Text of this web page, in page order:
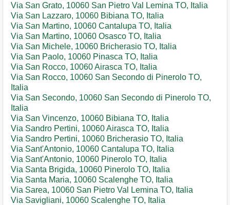
Via San Grato, 10060 San Pietro Val Lemina TO, Italia
Via San Lazzaro, 10060 Bibiana TO, Italia
Via San Martino, 10060 Cantalupa TO, Italia
Via San Martino, 10060 Osasco TO, Italia
Via San Michele, 10060 Bricherasio TO, Italia
Via San Paolo, 10060 Pinasca TO, Italia
Via San Rocco, 10060 Airasca TO, Italia
Via San Rocco, 10060 San Secondo di Pinerolo TO,
Italia
Via San Secondo, 10060 San Secondo di Pinerolo TO,
Italia
Via San Vincenzo, 10060 Bibiana TO, Italia
Via Sandro Pertini, 10060 Airasca TO, Italia
Via Sandro Pertini, 10060 Bricherasio TO, Italia
Via Sant'Antonio, 10060 Cantalupa TO, Italia
Via Sant'Antonio, 10060 Pinerolo TO, Italia
Via Santa Brigida, 10060 Pinerolo TO, Italia
Via Santa Maria, 10060 Scalenghe TO, Italia
Via Sarea, 10060 San Pietro Val Lemina TO, Italia
Via Savigliani, 10060 Scalenghe TO, Italia